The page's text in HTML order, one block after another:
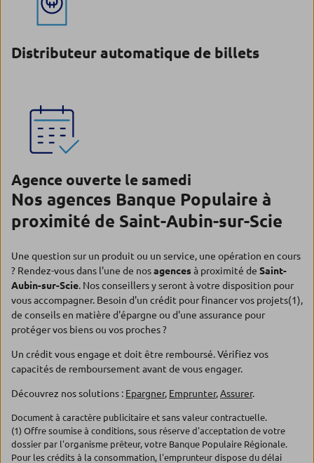
Distributeur automatique de billets
Agence ouverte le samedi
Nos agences Banque Populaire à
proximité de Saint-Aubin-sur-Scie
Une question sur un produit ou un service, une opération en cours
? Rendez-vous dans l'une de nosagencesà proximité de Saint-
Aubin-sur-Scie. Nos conseillers y seront à votre disposition pour
vous accompagner. Besoin d'un crédit pour financer vos projets(1),
de conseils en matière d'épargne ou d'une assurance pour
protéger vos biens ou vos proches ?
Un crédit vous engage et doit être remboursé. Vérifiez vos
capacités de remboursement avant de vous engager.
Découvrez nos solutions : Epargner, Emprunter,Assurer.
Document à caractère publicitaire et sans valeur contractuelle.
(1) Offre soumise à conditions, sous réserve d'acceptation de votre
dossier par l'organisme prêteur, votre Banque Populaire Régionale.
Pour les crédits à la consommation, l'emprunteur dispose du délai